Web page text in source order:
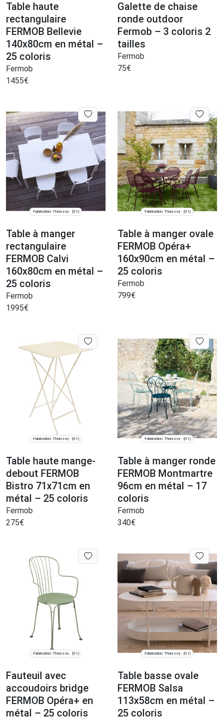
Table haute
rectangulaire
FERMOB Bellevie
140x80cm en métal –
25 coloris
Fermob
1455€
Galette de chaise
ronde outdoor
Fermob – 3 coloris 2
tailles
Fermob
75€
Fabrication: Thoissey (01)
Table à manger
rectangulaire
FERMOB Calvi
160x80cm en métal –
25 coloris
Fermob
1995€
Fabrication: Thoissey (01)
Table à manger ovale
FERMOB Opéra+
160x90cm en métal –
25 coloris
Fermob
799€
Fabrication: Thoissey (01)
Table haute mange-
debout FERMOB
Bistro 71x71cm en
métal – 25 coloris
Fermob
275€
Fabrication: Thoissey (01)
Table à manger ronde
FERMOB Montmartre
96cm en métal – 17
coloris
Fermob
340€
Fabrication: Thoissey (01)
Fauteuil avec
accoudoirs bridge
FERMOB Opéra+ en
métal – 25 coloris
Fabrication: Thoissey (01)
Table basse ovale
FERMOB Salsa
113x58cm en métal –
25 coloris